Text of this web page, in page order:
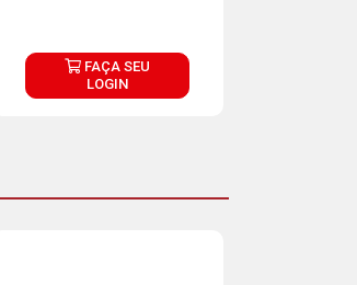
FAÇA SEU
LOGIN